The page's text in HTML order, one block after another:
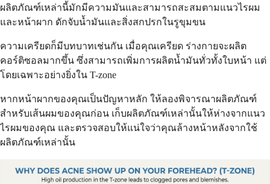
ผลิตภัณฑ์เหล่านี้มักมีความมันและสามารถสะสมตามแนวไรผม
และหน้าผาก ดักจับน้ำมันและสิ่งสกปรกในรูขุมขน
ความเครียดก็มีบทบาทเช่นกัน เมื่อคุณเครียด ร่างกายจะผลิต
คอร์ติซอลมากขึ้น ซึ่งสามารถเพิ่มการผลิตน้ำมันทั่วทั้งใบหน้า แต่
โดยเฉพาะอย่างยิ่งใน T-zone
หากหน้าผากของคุณเป็นปัญหาหลัก ให้ลองพิจารณาผลิตภัณฑ์
สำหรับเส้นผมของคุณก่อน เก็บผลิตภัณฑ์เหล่านั้นให้ห่างจากแนว
ไรผมของคุณ และตรวจสอบให้แน่ใจว่าคุณล้างหน้าหลังจากใช้
ผลิตภัณฑ์เหล่านั้น